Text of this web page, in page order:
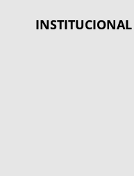
INSTITUCIONAL